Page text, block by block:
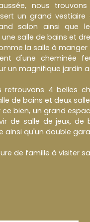
nous
un grand
salon ainsi que
salle de bains et
la salle à manger
d'une cheminée
un magnifique jardin
retrouvons 4 belles
de bains et deux
ce bien, un grand
de salle de jeux, de
ainsi qu'un double
de famille à visiter